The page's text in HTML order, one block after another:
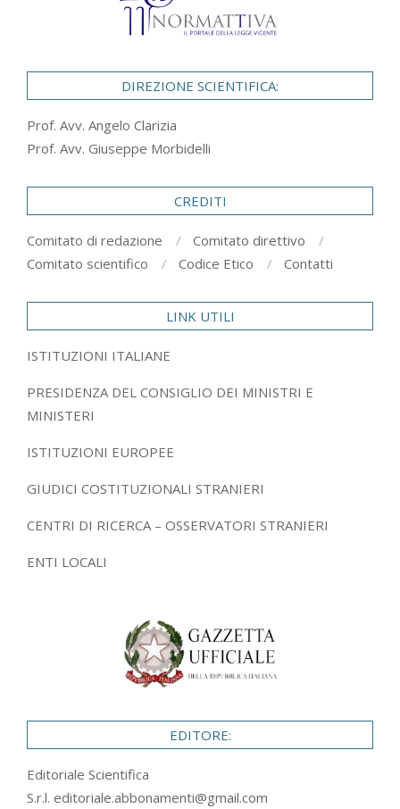
DIREZIONE SCIENTIFICA:
Prof. Avv. Angelo Clarizia
Prof. Avv. Giuseppe Morbidelli
CREDITI
Comitato di redazione
Comitato direttivo
Comitato scientifico
Codice Etico Contatti
LINK UTILI
ISTITUZIONI ITALIANE
PRESIDENZA DEL CONSIGLIO DEI MINISTRI E
MINISTERI
ISTITUZIONI EUROPEE
GIUDICI COSTITUZIONALI STRANIERI
CENTRI DI RICERCA – OSSERVATORI STRANIERI
ENTI LOCALI
EDITORE:
Editoriale Scientifica
S.r.l. editoriale.abbonamenti@gmail.com